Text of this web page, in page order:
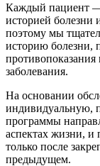
Каждый пациент —
историей
поэтому мы
историю болезни,
заболевания.
На основании
индивидуальную,
программы
аспектах жизни, и
только после
предыдущем.